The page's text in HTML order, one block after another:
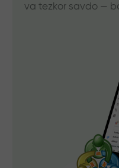
va tezkor savdo —